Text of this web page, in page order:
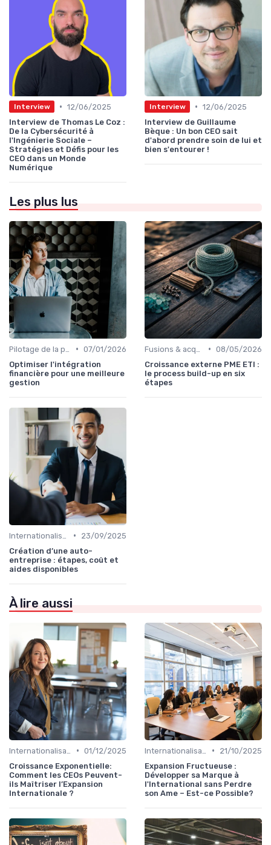
Interview • 12/06/2025
Interview de Thomas Le Coz :
De la Cybersécurité à
l'Ingénierie Sociale –
Stratégies et Défis pour les
CEO dans un Monde
Numérique
Interview • 12/06/2025
Interview de Guillaume
Bèque : Un bon CEO sait
d'abord prendre soin de lui et
bien s'entourer !
Les plus lus
• 07/01/2026
Optimiser l'intégration
financière pour une meilleure
gestion
• 08/05/2026
Croissance externe PME ETI :
le process build-up en six
étapes
•
23/09/2025
Création d’une auto-
entreprise : étapes, coût et
aides disponibles
À lire aussi
• 01/12/2025
Croissance Exponentielle:
Comment les CEOs Peuvent-
ils Maîtriser l’Expansion
Internationale ?
•
21/10/2025
Expansion Fructueuse :
Développer sa Marque à
l'International sans Perdre
son Ame – Est-ce Possible?